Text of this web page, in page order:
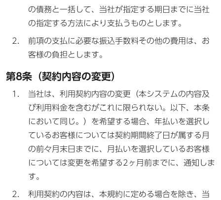
の債務と一括して、当社が指定する期日までに当社
の指定する方法により支払うものとします。
前項の支払に必要な振込手数料その他の費用は、お
客様の負担とします。
第8条（契約内容の変更）
当社は、利用契約内容の変更（本システムの内容及
び利用料金を含むがこれに限られない。以下、本条
において同じ。）を希望する場合、年払いを選択し
ているお客様については契約期間終了日が属する月
の前々月末日までに、月払いを選択しているお客様
については変更を希望する2ヶ月前までに、通知しま
す。
利用契約の内容は、本規約に定める場合を除き、当